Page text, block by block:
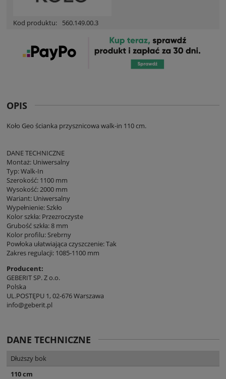
Kod produktu: 560.149.00.3
OPIS
Koło Geo ścianka przysznicowa walk-in 110 cm.
DANE TECHNICZNE
Montaż: Uniwersalny
Typ: Walk-In
Szerokość: 1100 mm
Wysokość: 2000 mm
Wariant: Uniwersalny
Wypełnienie: Szkło
Kolor szkła: Przezroczyste
Grubość szkła: 8 mm
Kolor profilu: Srebrny
Powłoka ułatwiająca czyszczenie: Tak
Zakres regulacji: 1085-1100 mm
Producent:
GEBERIT SP. Z o.o.
Polska
UL.POSTĘPU 1, 02-676 Warszawa
info@geberit.pl
DANE TECHNICZNE
Dłuższy bok
110 cm